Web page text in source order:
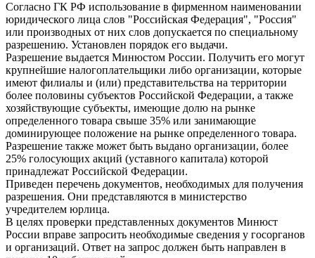
Согласно ГК РФ использование в фирменном наименовании
юридического лица слов "Российская Федерация", "Россия"
или производных от них слов допускается по специальному
разрешению. Установлен порядок его выдачи.
Разрешение выдается Минюстом России. Получить его могут
крупнейшие налогоплательщики либо организации, которые
имеют филиалы и (или) представительства на территории
более половины субъектов Российской Федерации, а также
хозяйствующие субъекты, имеющие долю на рынке
определенного товара свыше 35% или занимающие
доминирующее положение на рынке определенного товара.
Разрешение также может быть выдано организации, более
25% голосующих акций (уставного капитала) которой
принадлежат Российской Федерации.
Приведен перечень документов, необходимых для получения
разрешения. Они представляются в министерство
учредителем юрлица.
В целях проверки представленных документов Минюст
России вправе запросить необходимые сведения у госорганов
и организаций. Ответ на запрос должен быть направлен в